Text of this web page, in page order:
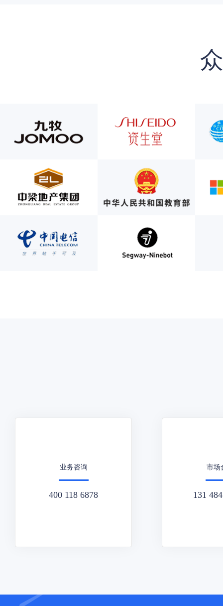
业务咨询
400 118 6878
市场
131